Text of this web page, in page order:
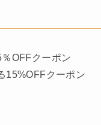
OFFクーポン
15%OFFクーポン